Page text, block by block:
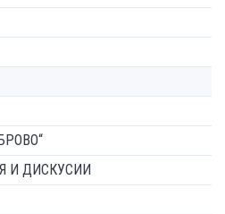
И ДИСКУСИИ